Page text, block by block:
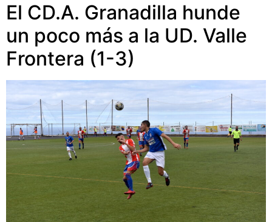
El CD.A. Granadilla hunde
un poco más a la UD. Valle
Frontera (1-3)